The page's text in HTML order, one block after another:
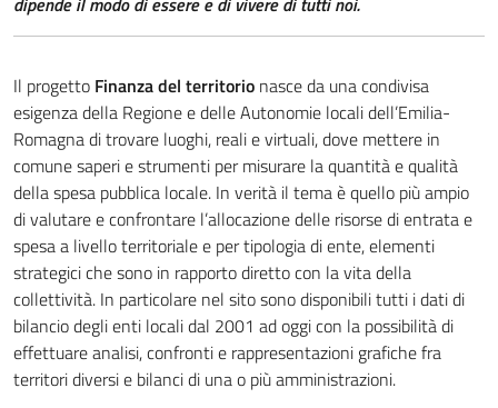
Normativa
Revisori
dei
conti
Finanze
Argomenti
Il progetto Finanza del territorio nasce da una condivisa
esigenza della Regione e delle Autonomie locali dell’Emilia-
Romagna di trovare luoghi, reali e virtuali, dove mettere in
comune saperi e strumenti per misurare la quantità e qualità
della spesa pubblica locale. In verità il tema è quello più ampio
di valutare e confrontare l’allocazione delle risorse di entrata e
spesa a livello territoriale e per tipologia di ente, elementi
strategici che sono in rapporto diretto con la vita della
collettività. In particolare nel sito sono disponibili tutti i dati di
bilancio degli enti locali dal 2001 ad oggi con la possibilità di
effettuare analisi, confronti e rappresentazioni grafiche fra
territori diversi e bilanci di una o più amministrazioni.